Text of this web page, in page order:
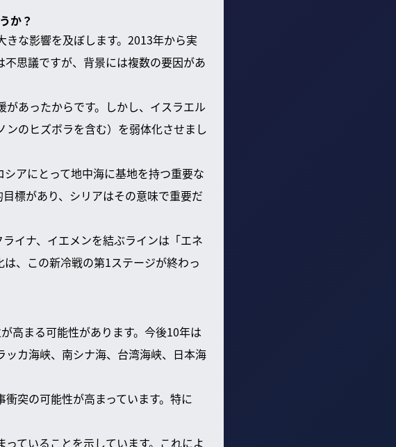
か？
な影響を及ぼします。2013年から実
思議ですが、背景には複数の要因があ
あったからです。しかし、イスラエル
のヒズボラを含む）を弱体化させまし
アにとって地中海に基地を持つ重要な
標があり、シリアはその意味で重要だ
イナ、イエメンを結ぶラインは「エネ
、この新冷戦の第1ステージが終わっ
高まる可能性があります。今後10年は
ッカ海峡、南シナ海、台湾海峡、日本海
突の可能性が高まっています。特に
ていることを示しています。これによ